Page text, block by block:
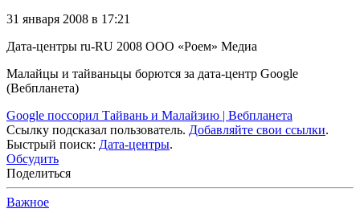
31 января 2008 в 17:21
Дата-центры ru-RU 2008 ООО «Роем» Медиа
Малайцы и тайваньцы борются за дата-центр Google
(Вебпланета)
Google поссорил Тайвань и Малайзию | Вебпланета
Ссылку подсказал пользователь. Добавляйте свои ссылки.
Быстрый поиск: Дата-центры.
Обсудить
Поделиться
Важное